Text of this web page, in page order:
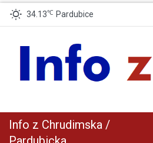
34.13℃ Pardubice
Info z Chrudimska /